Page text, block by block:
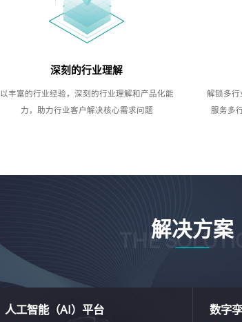
深刻的行业理解
以丰富的行业经验，深刻的行业理解和产品化能
力，助力行业客户解决核心需求问题
解锁多行
服务多
解决方案
THE
人工智能（AI）平台 数字